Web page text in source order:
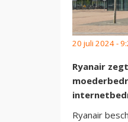
20 juli 2024 -
Ryanair
Ryanair